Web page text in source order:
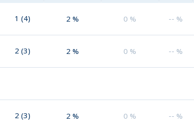
1 (4) 2 % 0 % -- %
2 (3) 2 % 0 % -- %
2 (3) 2 % 0 % -- %